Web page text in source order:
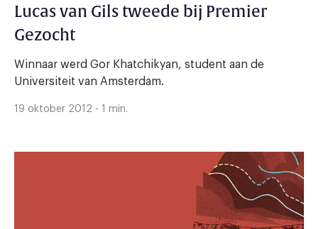
Lucas van Gils tweede bij Premier
Gezocht
Winnaar werd Gor Khatchikyan, student aan de
Universiteit van Amsterdam.
19 oktober 2012 - 1 min.